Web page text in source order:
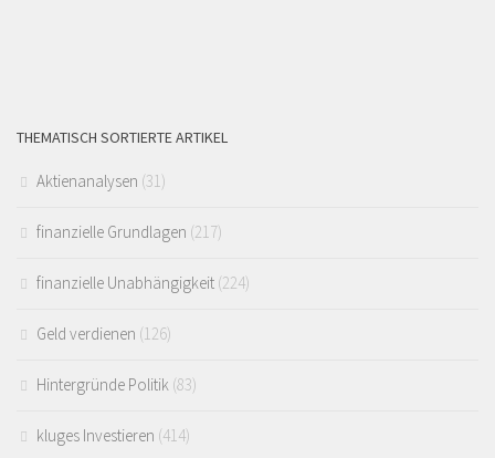
THEMATISCH SORTIERTE ARTIKEL
Aktienanalysen (31)
finanzielle Grundlagen (217)
finanzielle Unabhängigkeit (224)
Geld verdienen (126)
Hintergründe Politik (83)
kluges Investieren (414)